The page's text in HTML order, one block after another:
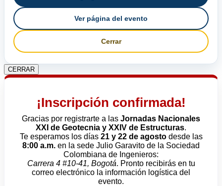
Ver página del evento
Cerrar
CERRAR
¡Inscripción confirmada!
Gracias por registrarte a las Jornadas Nacionales
XXI de Geotecnia y XXIV de Estructuras.
Te esperamos los días 21 y 22 de agostodesde las
8:00 a.m. en la sede Julio Garavito de la Sociedad
Colombiana de Ingenieros:
Carrera 4 #10-41, Bogotá. Pronto recibirás en tu
correo electrónico la información logística del
evento.